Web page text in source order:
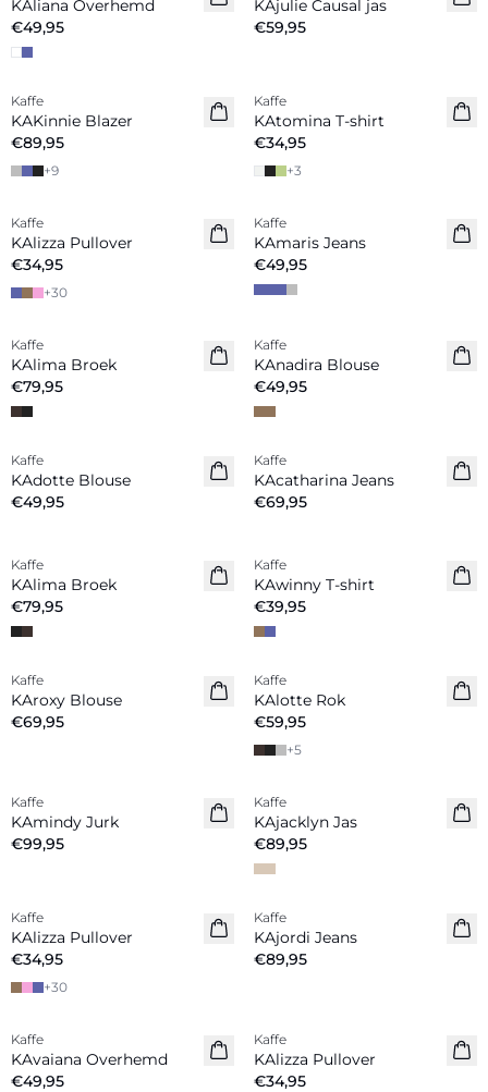
KAliana Overhemd
€49,95
KAjulie Causal jas
€59,95
Nieuw
Kaffe
KAKinnie Blazer
€89,95
+9
Nieuw
Kaffe
KAtomina T-shirt
€34,95
+3
Nieuw
Kaffe
KAlizza Pullover
€34,95
+30
Kaffe
KAmaris Jeans
€49,95
Nieuw
Kaffe
KAlima Broek
€79,95
Nieuw
Kaffe
KAnadira Blouse
€49,95
Nieuw
Kaffe
KAdotte Blouse
€49,95
Nieuw
Kaffe
KAcatharina Jeans
€69,95
Nieuw
Kaffe
KAlima Broek
€79,95
Nieuw
Kaffe
KAwinny T-shirt
€39,95
Nieuw
Kaffe
KAroxy Blouse
€69,95
Nieuw
Kaffe
KAlotte Rok
€59,95
+5
Nieuw
Kaffe
KAmindy Jurk
€99,95
Nieuw
Kaffe
KAjacklyn Jas
€89,95
Nieuw
Kaffe
KAlizza Pullover
€34,95
+30
Nieuw
Kaffe
KAjordi Jeans
€89,95
Nieuw
Kaffe
KAvaiana Overhemd
€49,95
Nieuw
Kaffe
KAlizza Pullover
€34,95